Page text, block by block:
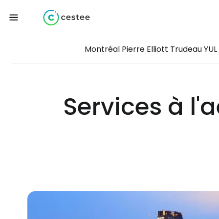
Montréal Pierre Elliott Trudeau YUL
Services à